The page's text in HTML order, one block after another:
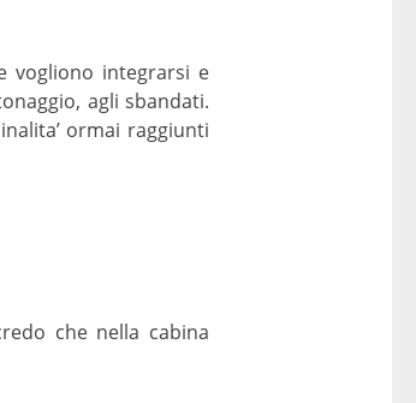
vogliono integrarsi e
agli sbandati.
ormai raggiunti
che nella cabina